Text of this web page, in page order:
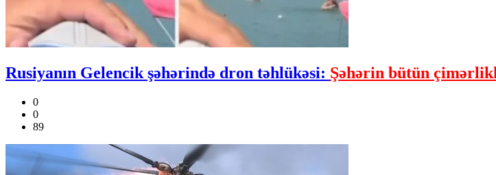
Rusiyanın Gelencik şəhərində dron təhlükəsi: Şəhərin bütün
0
0
89